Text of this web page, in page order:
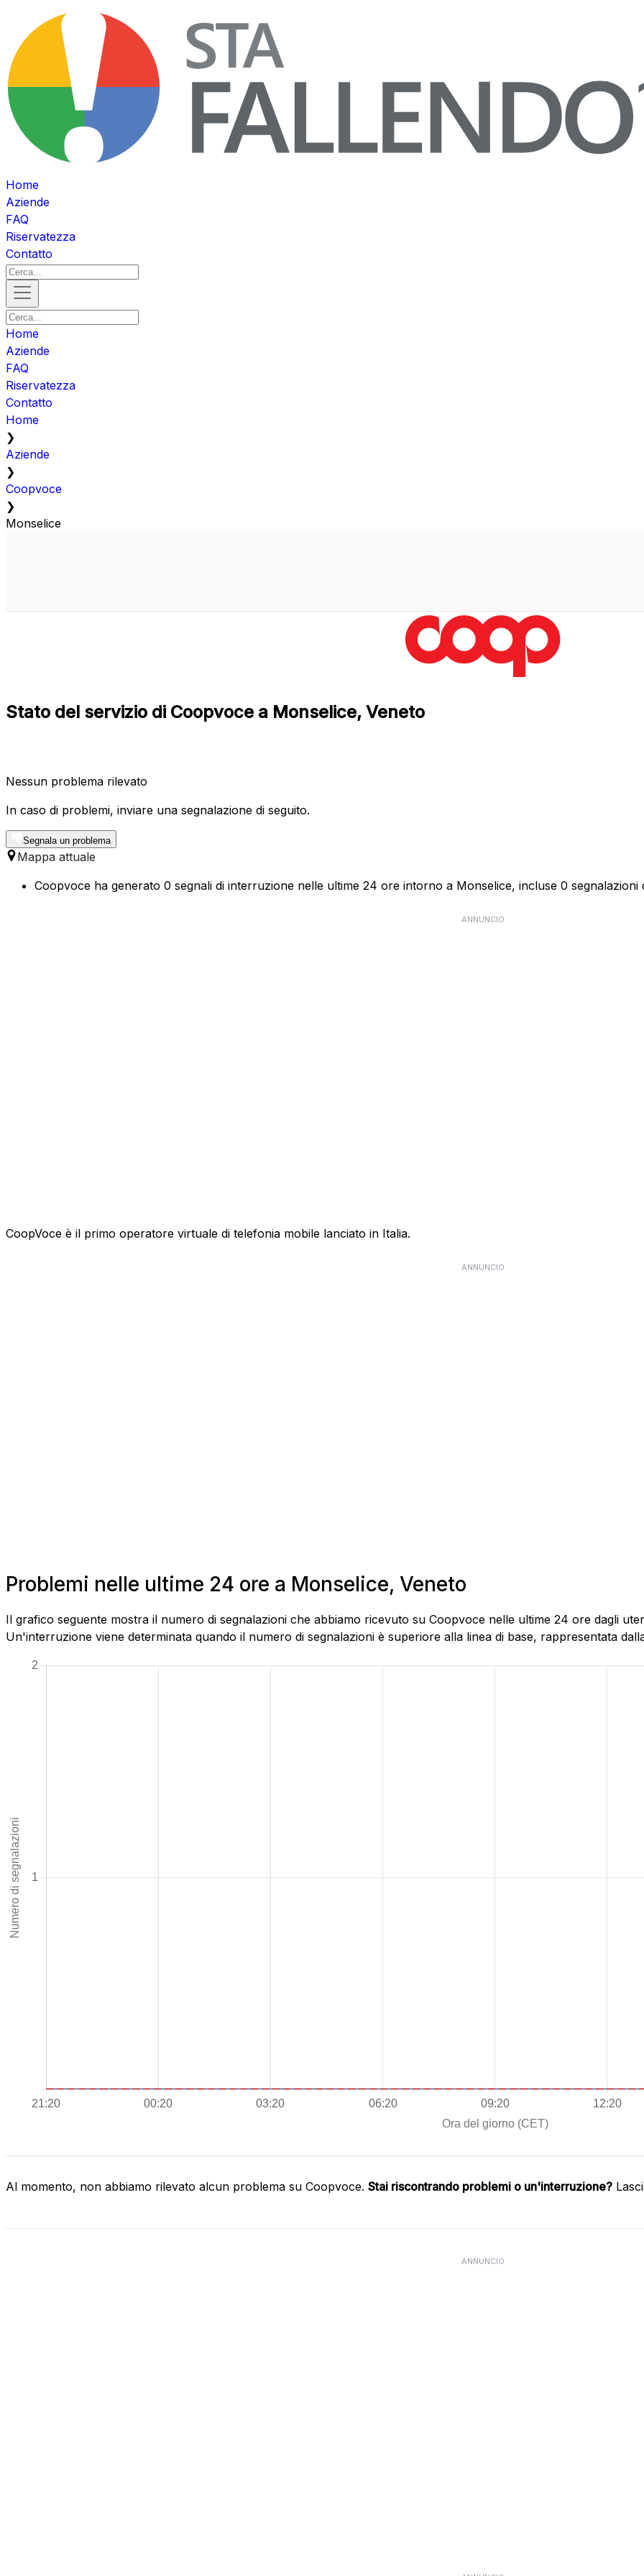
Home
Aziende
FAQ
Riservatezza
Contatto
Home
Aziende
FAQ
Riservatezza
Contatto
Home
❯
Aziende
❯
Coopvoce
❯
Monselice
Stato del servizio di Coopvoce a Monselice, Veneto
Nessun problema rilevato
In caso di problemi, inviare una segnalazione di seguito.
Segnala un problema
Mappa attuale
Coopvoce ha generato 0 segnali di interruzione nelle ultime 24 ore intorno a Monselice, incluse 0 segnalazioni
ANNUNCIO
CoopVoce è il primo operatore virtuale di telefonia mobile lanciato in Italia.
ANNUNCIO
Problemi nelle ultime 24 ore a Monselice, Veneto
Il grafico seguente mostra il numero di segnalazioni che abbiamo ricevuto su Coopvoce nelle ultime 24 ore dagli
Un'interruzione viene determinata quando il numero di segnalazioni è superiore alla linea di base, rappresentata
Al momento, non abbiamo rilevato alcun problema su Coopvoce. Stai riscontrando problemi o un'interruzione?
ANNUNCIO